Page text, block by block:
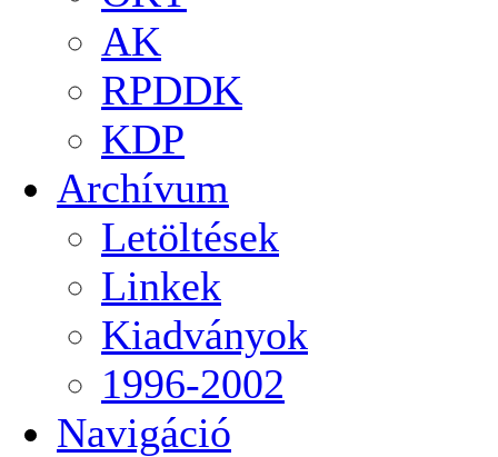
AK
RPDDK
KDP
Archívum
Letöltések
Linkek
Kiadványok
1996-2002
Navigáció